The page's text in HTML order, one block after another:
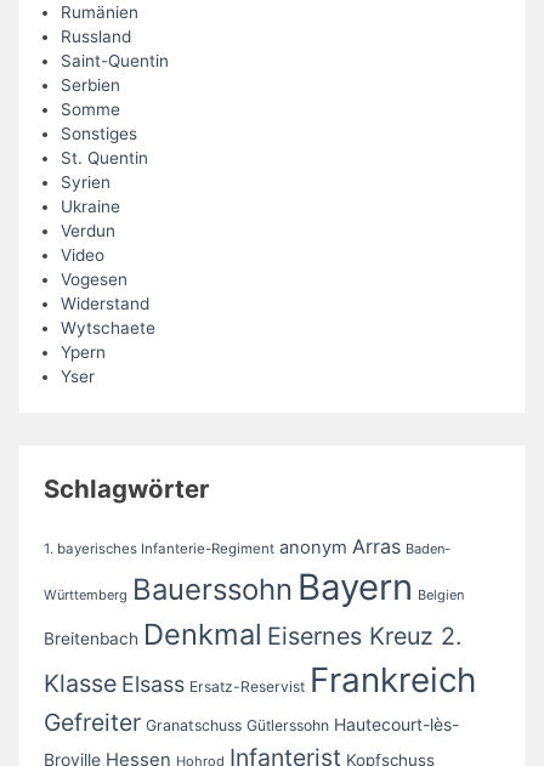
Rumänien
Russland
Saint-Quentin
Serbien
Somme
Sonstiges
St. Quentin
Syrien
Ukraine
Verdun
Video
Vogesen
Widerstand
Wytschaete
Ypern
Yser
Schlagwörter
1. bayerisches Infanterie-Regiment anonym Arras Baden-
Württemberg Bauerssohn Bayern Belgien
Breitenbach Denkmal Eisernes Kreuz 2.
Klasse Elsass Ersatz-Reservist Frankreich
Gefreiter Granatschuss Gütlerssohn Hautecourt-lès-
Broville Hessen Hohrod Infanterist Kopfschuss